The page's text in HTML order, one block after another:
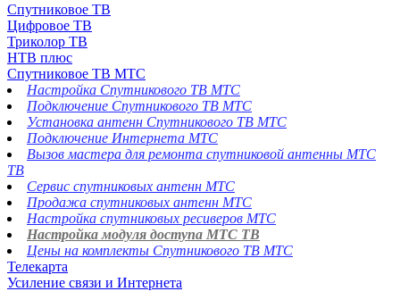
Спутниковое ТВ
Цифровое ТВ
Триколор ТВ
НТВ плюс
Спутниковое ТВ МТС
Настройка Спутникового ТВ МТС
Подключение Спутникового ТВ МТС
Установка антенн Спутникового ТВ МТС
Подключение Интернета МТС
Вызов мастера для ремонта спутниковой антенны МТС
ТВ
Сервис спутниковых антенн МТС
Продажа спутниковых антенн МТС
Настройка спутниковых ресиверов МТС
Настройка модуля доступа МТС ТВ
Цены на комплекты Спутникового ТВ МТС
Телекарта
Усиление связи и Интернета